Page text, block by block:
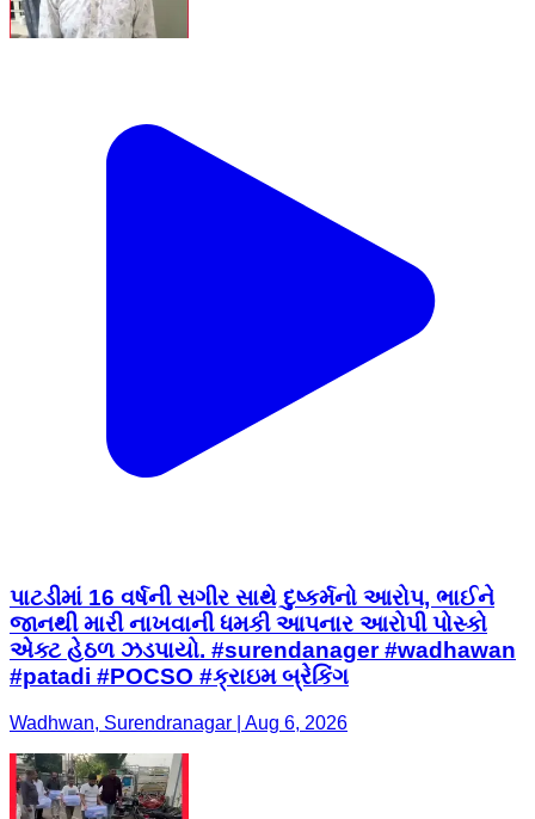
પાટડીમાં 16 વર્ષની સગીર સાથે દુષ્કર્મનો આરોપ, ભાઈને
જાનથી મારી નાખવાની ધમકી આપનાર આરોપી પોસ્કો
એક્ટ હેઠળ ઝડપાયો. #surendanager #wadhawan
#patadi #POCSO #ક્રાઇમ બ્રેકિંગ
Wadhwan, Surendranagar | Aug 6, 2026